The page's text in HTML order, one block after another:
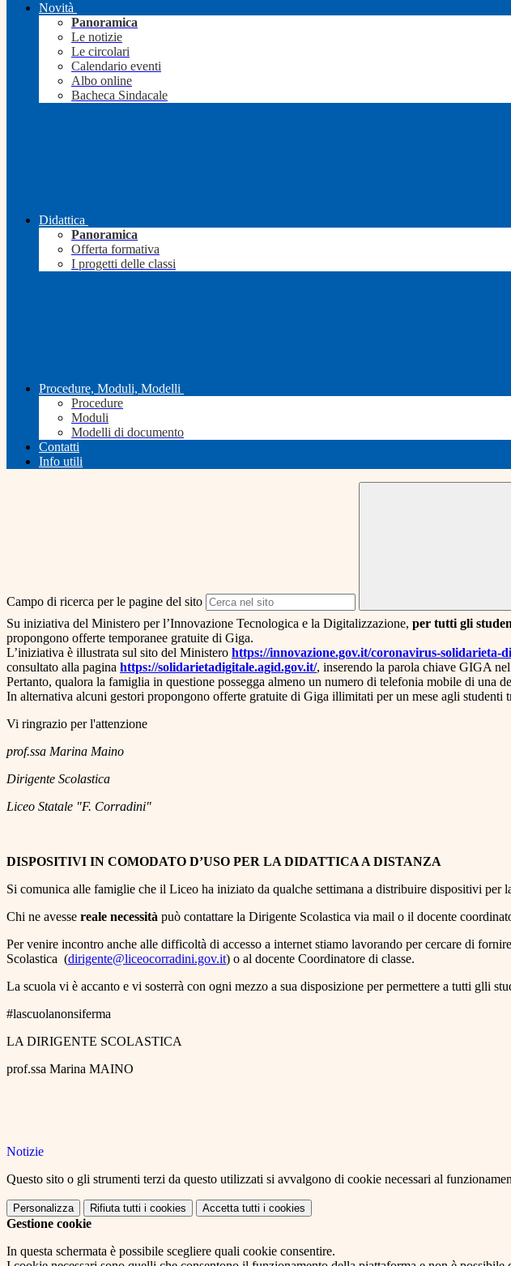
Novità
Panoramica
Le notizie
Le circolari
Calendario eventi
Albo online
Bacheca Sindacale
Didattica
Panoramica
Offerta formativa
I progetti delle classi
Procedure, Moduli, Modelli
Procedure
Moduli
Modelli di documento
Contatti
Info utili
Campo di ricerca per le pagine del sito
Su iniziativa del Ministero per l’Innovazione Tecnologica e la Digitalizzazione, per tutti gli
propongono offerte temporanee gratuite di Giga.
L’iniziativa è illustrata sul sito del Ministero https://innovazione.gov.it/coronavirus-solidarieta-
consultato alla pagina https://solidarietadigitale.agid.gov.it/, inserendo la parola chiave GIGA
Pertanto, qualora la famiglia in questione possegga almeno un numero di telefonia mobile di una
In alternativa alcuni gestori propongono offerte gratuite di Giga illimitati per un mese agli studenti
Vi ringrazio per l'attenzione
prof.ssa Marina Maino
Dirigente Scolastica
Liceo Statale "F. Corradini"
DISPOSITIVI IN COMODATO D’USO PER LA DIDATTICA A DISTANZA
Si comunica alle famiglie che il Liceo ha iniziato da qualche settimana a distribuire dispositivi per
Chi ne avesse reale necessità può contattare la Dirigente Scolastica via mail o il docente
Per venire incontro anche alle difficoltà di accesso a internet stiamo lavorando per cercare di
Scolastica (dirigente@liceocorradini.gov.it) o al docente Coordinatore di classe.
La scuola vi è accanto e vi sosterrà con ogni mezzo a sua disposizione per permettere a tutti glli
#lascuolanonsiferma
LA DIRIGENTE SCOLASTICA
prof.ssa Marina MAINO
Notizie
Questo sito o gli strumenti terzi da questo utilizzati si avvalgono di cookie necessari al
Personalizza Rifiuta tutti i cookies Accetta tutti i cookies
Gestione cookie
In questa schermata è possibile scegliere quali cookie consentire.